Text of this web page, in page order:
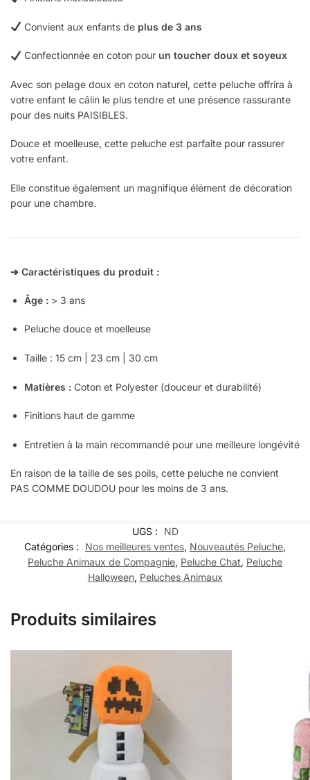
Convient aux enfants de plus de 3 ans
Confectionnée en coton pour un toucher doux et soyeux
Avec son pelage doux en coton naturel, cette peluche offrira à
votre enfant le câlin le plus tendre et une présence rassurante
pour des nuits PAISIBLES.
Douce et moelleuse, cette peluche est parfaite pour rassurer
votre enfant.
Elle constitue également un magnifique élément de décoration
pour une chambre.
➔ Caractéristiques du produit :
Âge : > 3 ans
Peluche douce et moelleuse
Taille : 15 cm | 23 cm | 30 cm
Matières : Coton et Polyester (douceur et durabilité)
Finitions haut de gamme
Entretien à la main recommandé pour une meilleure longévité
En raison de la taille de ses poils, cette peluche ne convient
PAS COMME DOUDOU pour les moins de 3 ans.
UGS :
ND
Catégories :
Nos meilleures ventes, Nouveautés Peluche,
Peluche Animaux de Compagnie, Peluche Chat, Peluche
Halloween, Peluches Animaux
Produits similaires